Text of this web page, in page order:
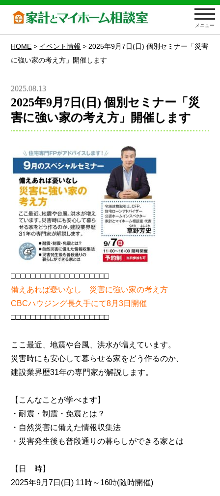
メニュー
HOME > イベント情報 > 2025年9月7日(日) 個別セミナー「災害
に強い家の考え方」開催します
2025.08.13
2025年9月7日(日) 個別セミナー「災
害に強い家の考え方」開催します
□□□□□□□□□□□□□□□□□□□□
備えあれば憂いなし 災害に強い家の考え方
CBCハウジング長久手にて8月3日開催
□□□□□□□□□□□□□□□□□□□□
ここ最近、地震や台風、洪水が増えています。
災害時にも安心して暮らせる家をどう作るのか、
建設業界歴31年の専門家が解説します。
【こんなことが学べます】
・耐震・制震・免震とは？
・自然災害に備えた情報収集法
・災害発生後も普段通りの暮らしができる家とは
【日 時】
2025年9月7日(日) 11時～16時(随時開催)